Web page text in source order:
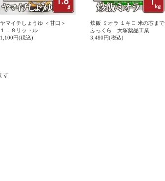
ヤマイチしょうゆ ＜甘口＞
１．８リットル
1,100円(税込)
炊飯 ミオラ １キロ 米の芯まで
ふっくら 大塚薬品工業
3,480円(税込)
す